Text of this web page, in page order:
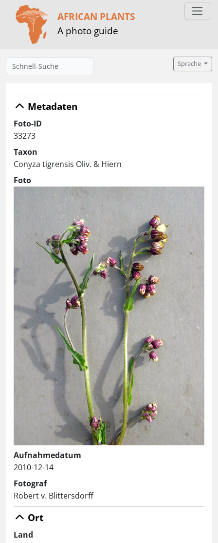
AFRICAN PLANTS
A photo guide
Sprache
Metadaten
Foto-ID
33273
Taxon
Conyza tigrensis Oliv. & Hiern
Foto
Aufnahmedatum
2010-12-14
Fotograf
Robert v. Blittersdorff
Ort
Land